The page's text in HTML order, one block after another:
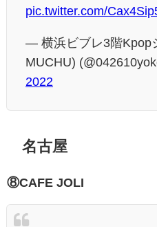
pic.twitter.com/
— 横浜ビブレ3階Kpop
MUCHU)
2022
名古屋
⑧CAFE JOLI